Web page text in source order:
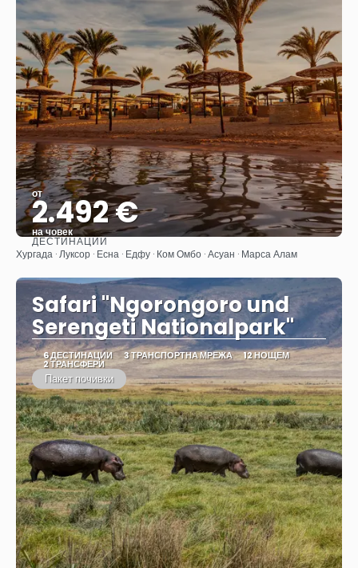
от
2.492 €
на човек
Вижте
ДЕСТИНАЦИИ
Хургада · Луксор · Есна · Едфу · Ком Омбо · Асуан · Марса Алам
Safari "Ngorongoro und
Serengeti Nationalpark"
6 ДЕСТИНАЦИИ 3 ТРАНСПОРТНА МРЕЖА 12 НОЩЕМ
2 ТРАНСФЕРИ
Пакет почивки